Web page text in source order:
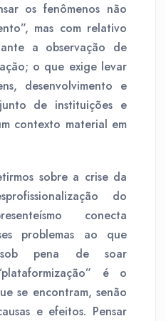
os fenômenos não
mas com relativo
a observação de
o que exige levar
desenvolvimento e
de instituições e
contexto material em
sobre a crise da
do
conecta
problemas ao que
pena de soar
é o
se encontram, senão
e efeitos. Pensar